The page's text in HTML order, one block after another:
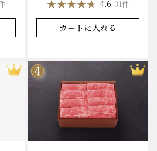
★★★★★
★★★★★ 4.6 31件
カートに入れる